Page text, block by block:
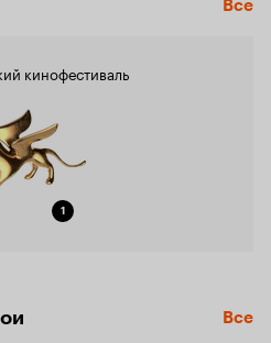
Все
кинофестиваль
1
Все